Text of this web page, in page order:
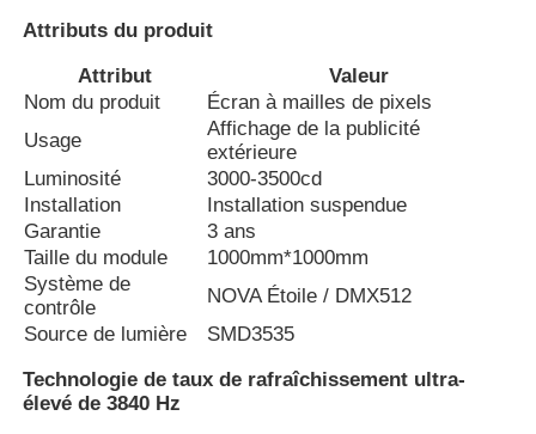
À propos de nous
Visite d'usine
Attributs du produit
Attribut
Valeur
Nom du produit
Écran à mailles de pixels
Usage
Affichage de la publicité
extérieure
Luminosité
3000-3500cd
Installation
Installation suspendue
Garantie
3 ans
Taille du module
1000mm*1000mm
Système de
contrôle
NOVA Étoile / DMX512
Source de lumière
SMD3535
Technologie de taux de rafraîchissement ultra-
élevé de 3840 Hz